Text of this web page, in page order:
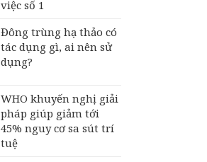
việc số 1
Đông trùng hạ thảo có
tác dụng gì, ai nên sử
dụng?
WHO khuyến nghị giải
pháp giúp giảm tới
45% nguy cơ sa sút trí
tuệ